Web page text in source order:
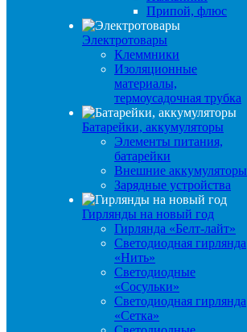
Припой, флюс
Электротовары
Клеммники
Изоляционные
материалы,
термоусадочная трубка
Батарейки, аккумуляторы
Элементы питания,
батарейки
Внешние аккумуляторы
Зарядные устройства
Гирлянды на новый год
Гирлянда «Белт-лайт»
Светодиодная гирлянда
«Нить»
Светодиодные
«Сосульки»
Светодиодная гирлянда
«Сетка»